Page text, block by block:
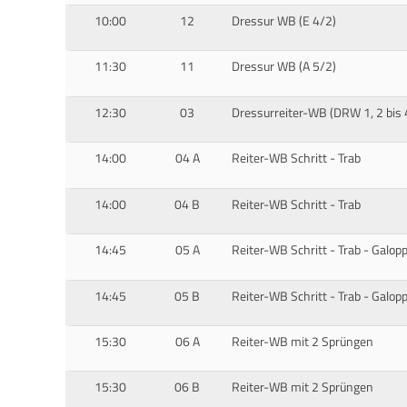
10:00 12 Dressur WB (E 4/2)
11:30 11 Dressur WB (A 5/2)
12:30 03 Dressurreiter-WB (DRW 1, 2 bis
14:00 04 A Reiter-WB Schritt - Trab
14:00 04 B Reiter-WB Schritt - Trab
14:45 05 A Reiter-WB Schritt - Trab - Galopp
14:45 05 B Reiter-WB Schritt - Trab - Galopp
15:30 06 A Reiter-WB mit 2 Sprüngen
15:30 06 B Reiter-WB mit 2 Sprüngen